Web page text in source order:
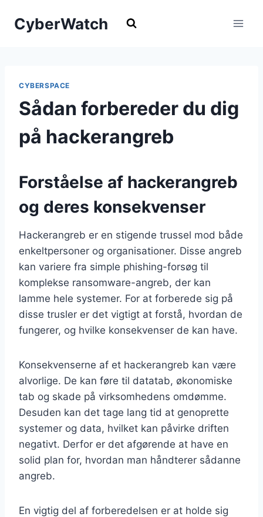
CyberWatch
CYBERSPACE
Sådan forbereder du dig
på hackerangreb
Forståelse af hackerangreb
og deres konsekvenser
Hackerangreb er en stigende trussel mod både
enkeltpersoner og organisationer. Disse angreb
kan variere fra simple phishing-forsøg til
komplekse ransomware-angreb, der kan
lamme hele systemer. For at forberede sig på
disse trusler er det vigtigt at forstå, hvordan de
fungerer, og hvilke konsekvenser de kan have.
Konsekvenserne af et hackerangreb kan være
alvorlige. De kan føre til datatab, økonomiske
tab og skade på virksomhedens omdømme.
Desuden kan det tage lang tid at genoprette
systemer og data, hvilket kan påvirke driften
negativt. Derfor er det afgørende at have en
solid plan for, hvordan man håndterer sådanne
angreb.
En vigtig del af forberedelsen er at holde sig